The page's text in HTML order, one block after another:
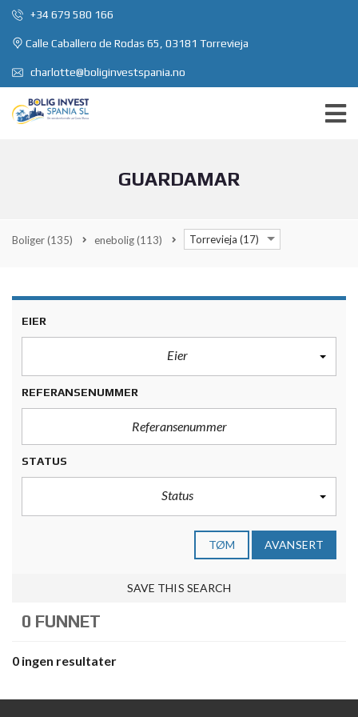
+34 679 580 166
Calle Caballero de Rodas 65, 03181 Torrevieja
charlotte@boliginvestspania.no
GUARDAMAR
Boliger(135) enebolig(113) Torrevieja (17)
EIER
Eier
REFERANSENUMMER
STATUS
Status
TØM AVANSERT
SAVE THIS SEARCH
0 FUNNET
0 ingen resultater